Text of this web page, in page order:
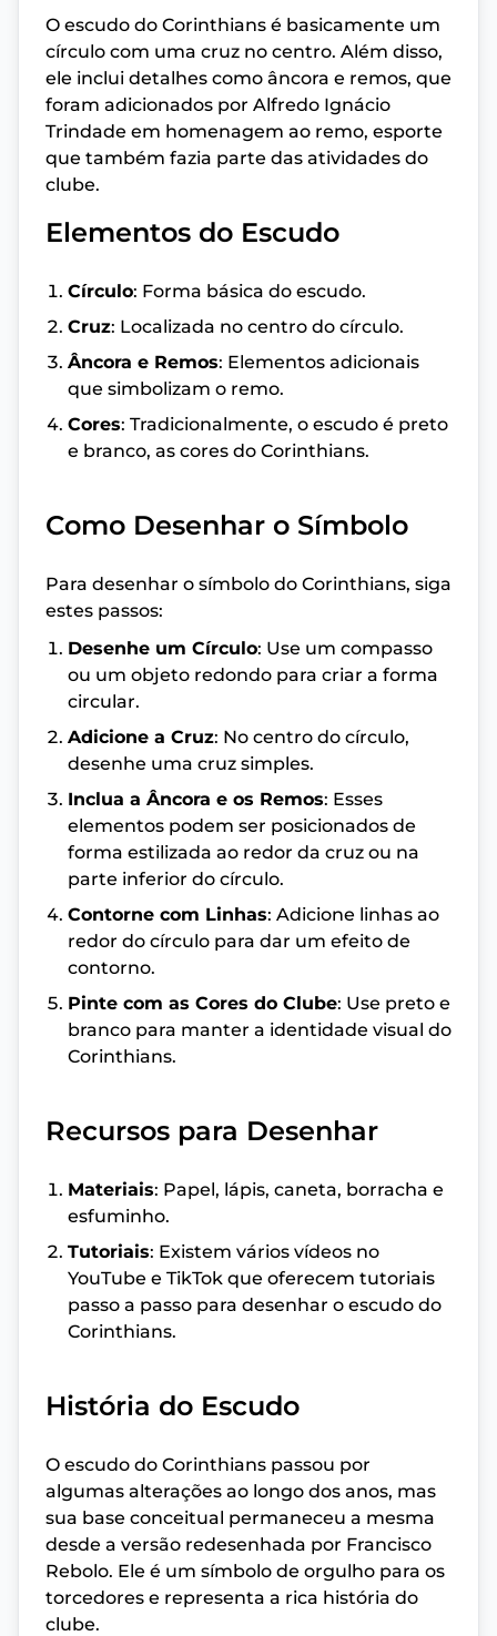
O escudo do Corinthians é basicamente um
círculo com uma cruz no centro. Além disso,
ele inclui detalhes como âncora e remos, que
foram adicionados por Alfredo Ignácio
Trindade em homenagem ao remo, esporte
que também fazia parte das atividades do
clube.
Elementos do Escudo
Círculo: Forma básica do escudo.
Cruz: Localizada no centro do círculo.
Âncora e Remos: Elementos adicionais
que simbolizam o remo.
Cores: Tradicionalmente, o escudo é preto
e branco, as cores do Corinthians.
Como Desenhar o Símbolo
Para desenhar o símbolo do Corinthians, siga
estes passos:
Desenhe um Círculo: Use um compasso
ou um objeto redondo para criar a forma
circular.
Adicione a Cruz: No centro do círculo,
desenhe uma cruz simples.
Inclua a Âncora e os Remos: Esses
elementos podem ser posicionados de
forma estilizada ao redor da cruz ou na
parte inferior do círculo.
Contorne com Linhas: Adicione linhas ao
redor do círculo para dar um efeito de
contorno.
Pinte com as Cores do Clube: Use preto e
branco para manter a identidade visual do
Corinthians.
Recursos para Desenhar
Materiais: Papel, lápis, caneta, borracha e
esfuminho.
Tutoriais: Existem vários vídeos no
YouTube e TikTok que oferecem tutoriais
passo a passo para desenhar o escudo do
Corinthians.
História do Escudo
O escudo do Corinthians passou por
algumas alterações ao longo dos anos, mas
sua base conceitual permaneceu a mesma
desde a versão redesenhada por Francisco
Rebolo. Ele é um símbolo de orgulho para os
torcedores e representa a rica história do
clube.